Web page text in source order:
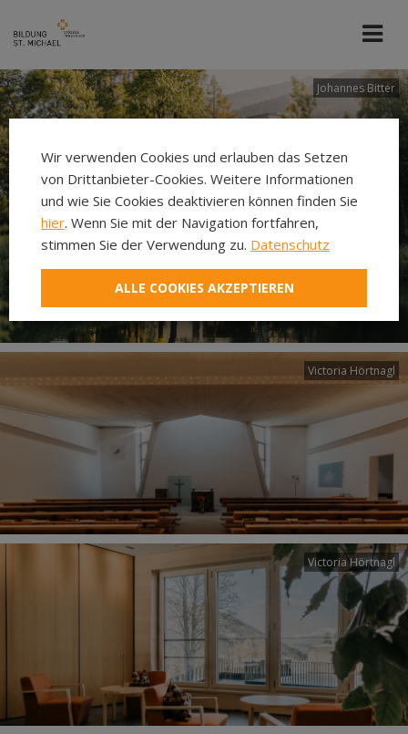
Johannes Bitter
Victoria Hörtnagl
Victoria Hörtnagl
Wir verwenden Cookies und erlauben das Setzen
von Drittanbieter-Cookies. Weitere Informationen
und wie Sie Cookies deaktivieren können finden Sie
hier. Wenn Sie mit der Navigation fortfahren,
stimmen Sie der Verwendung zu. Datenschutz
ALLE COOKIES AKZEPTIEREN